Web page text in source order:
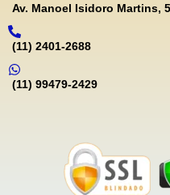
Av. Manoel Isidoro Martins,
(11) 2401-2688
(11) 99479-2429